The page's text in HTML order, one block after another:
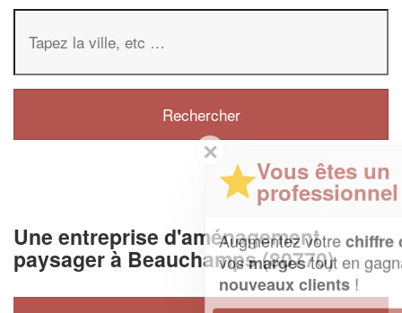
Une entreprise d'aménagement
paysager à Beauchamps (80770)
Vous êtes un
professionnel ?
Augmentez votrechiffre d'affaireset
vosmargestout en gagnant de
nouveaux clients!